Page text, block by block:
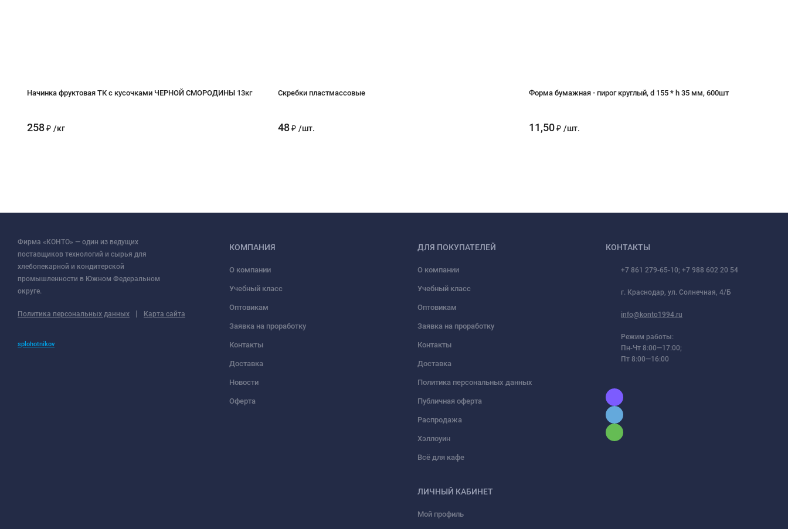
Начинка фруктовая ТК с кусочками ЧЕРНОЙ СМОРОДИНЫ 13кг
258₽ /кг
Скребки пластмассовые
48₽ /шт.
Форма бумажная - пирог круглый, d 155 * h 35 мм, 600шт
11,50₽ /шт.
Фирма «КОНТО» — один из ведущих
поставщиков технологий и сырья для
хлебопекарной и кондитерской
промышленности в Южном Федеральном
округе.
Политика персональных данных | Карта сайта
splohotnikov
КОМПАНИЯ
О компании
Учебный класс
Оптовикам
Заявка на проработку
Контакты
Доставка
Новости
Оферта
ДЛЯ ПОКУПАТЕЛЕЙ
О компании
Учебный класс
Оптовикам
Заявка на проработку
Контакты
Доставка
Политика персональных данных
Публичная оферта
Распродажа
Хэллоуин
Всё для кафе
ЛИЧНЫЙ КАБИНЕТ
Мой профиль
КОНТАКТЫ
+7 861 279-65-10; +7 988 602 20 54
г. Краснодар, ул. Солнечная, 4/Б
info@konto1994.ru
Режим работы:
Пн-Чт 8:00—17:00;
Пт 8:00—16:00